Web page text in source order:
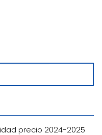
precio 2024-2025